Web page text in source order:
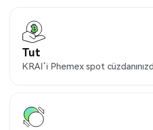
Tut
KRAI’i Phemex spot